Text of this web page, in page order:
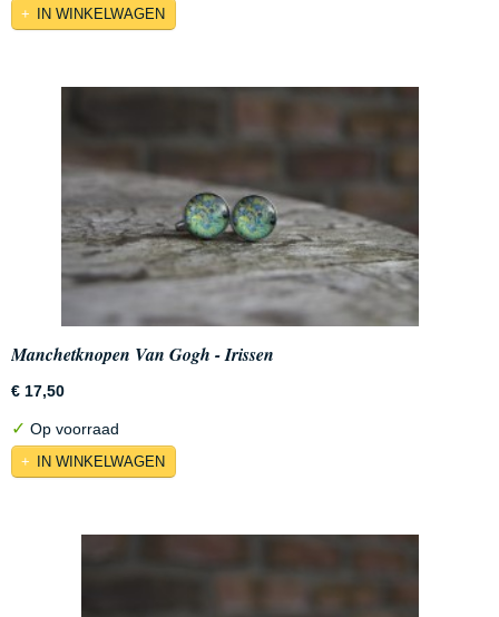
IN WINKELWAGEN
Manchetknopen Van Gogh - Irissen
€ 17,50
✓ Op voorraad
IN WINKELWAGEN